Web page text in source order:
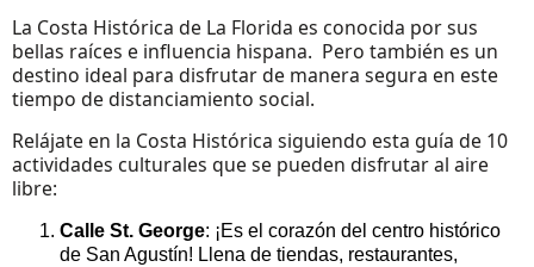
La Costa Histórica de La Florida es conocida por sus
bellas raíces e influencia hispana. Pero también es un
destino ideal para disfrutar de manera segura en este
tiempo de distanciamiento social.
Relájate en la Costa Histórica siguiendo esta guía de 10
actividades culturales que se pueden disfrutar al aire
libre:
Calle St. George: ¡Es el corazón del centro histórico
de San Agustín! Llena de tiendas, restaurantes,